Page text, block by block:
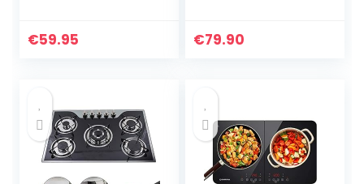
hoogwaardige
KP 1071
€59.95
| gaskookplaat |
€79.90